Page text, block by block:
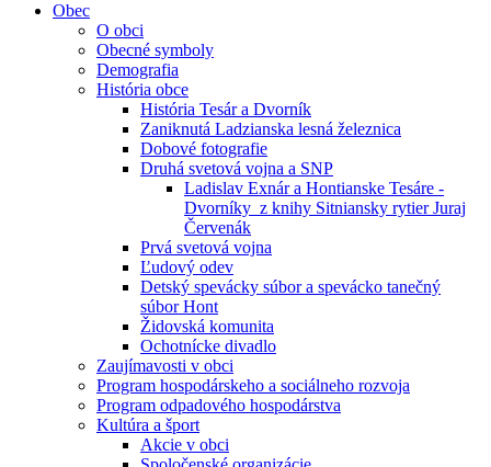
Obec
O obci
Obecné symboly
Demografia
História obce
História Tesár a Dvorník
Zaniknutá Ladzianska lesná železnica
Dobové fotografie
Druhá svetová vojna a SNP
Ladislav Exnár a Hontianske Tesáre -
Dvorníky z knihy Sitniansky rytier Juraj
Červenák
Prvá svetová vojna
Ľudový odev
Detský spevácky súbor a spevácko tanečný
súbor Hont
Židovská komunita
Ochotnícke divadlo
Zaujímavosti v obci
Program hospodárskeho a sociálneho rozvoja
Program odpadového hospodárstva
Kultúra a šport
Akcie v obci